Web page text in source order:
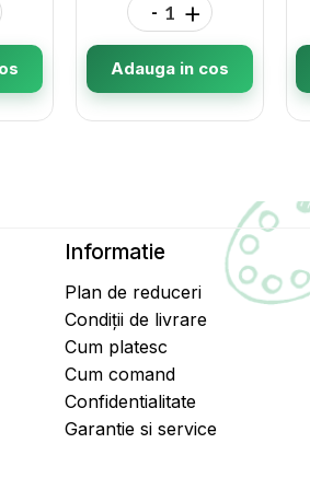
- +
Adauga in cos
Informatie
Plan de reduceri
Condiții de livrare
Cum platesc
Cum comand
Confidentialitate
Garantie si service